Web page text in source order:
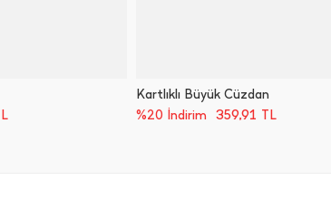
Kartlıklı Büyük Cüzdan
%20 İndirim
359,91 TL